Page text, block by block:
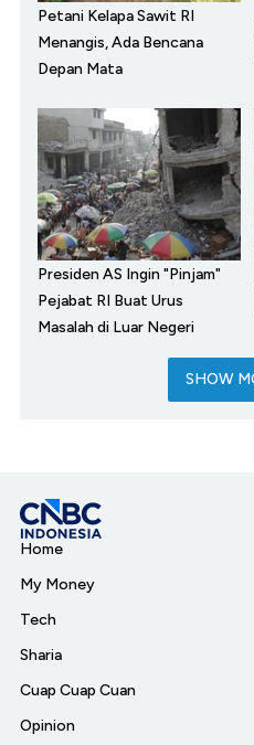
Petani Kelapa Sawit RI
Menangis, Ada Bencana
Depan Mata
Presiden AS Ingin "Pinjam"
Pejabat RI Buat Urus
Masalah di Luar Negeri
SHOW
Home
My Money
Tech
Sharia
Cuap Cuap Cuan
Opinion